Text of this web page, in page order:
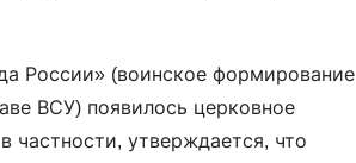
России» (воинское формирование
ВСУ) появилось церковное
частности, утверждается, что